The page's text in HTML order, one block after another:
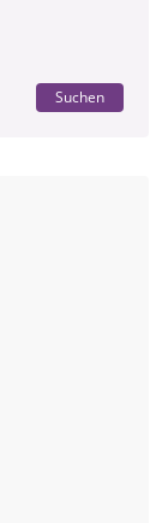
Suchen